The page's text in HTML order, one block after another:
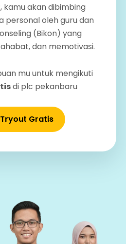
kamu akan dibimbing
personal oleh guru dan
(Bikon) yang
dan memotivasi.
mu untuk mengikuti
di plc pekanbaru
Gratis